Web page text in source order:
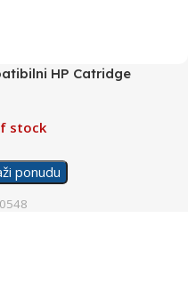
HP Catridge
stock
ponudu